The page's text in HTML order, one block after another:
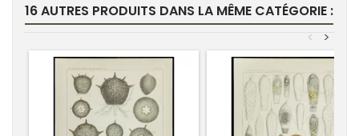
16 AUTRES PRODUITS DANS LA MÊME CATÉGORIE :
>
<